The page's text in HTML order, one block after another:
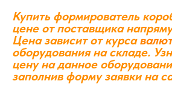
Купить формирователь
цене от поставщика
Цена зависит от курса
оборудования на складе.
цену на данное
заполнив форму заявки на